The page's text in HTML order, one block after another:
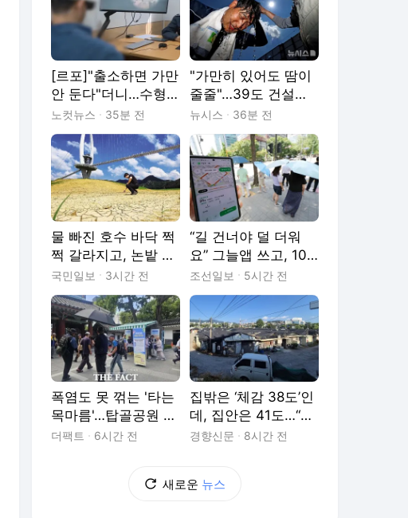
[르포]"출소하면 가만
안 둔다"더니…수형자
태도 싹 바뀐 이유는
노컷뉴스 35분 전
"가만히 있어도 땀이
줄줄"…39도 건설현
장의 사투[출동!인턴]
뉴시스 36분 전
물 빠진 호수 바닥 쩍
쩍 갈라지고, 논밭 수
로마저 말라간다
국민일보 3시간 전
“길 건너야 덜 더워
요” 그늘앱 쓰고, 100
m 초단거리 배달 시
키고
조선일보 5시간 전
폭염도 못 꺾는 '타는
목마름'…탑골공원 아
리수 냉장고 가보니
더팩트 6시간 전
집밖은 ‘체감 38도’인
데, 집안은 41도…“에
어컨 켜도 32도 찜통”
경향신문 8시간 전
새로운 뉴스